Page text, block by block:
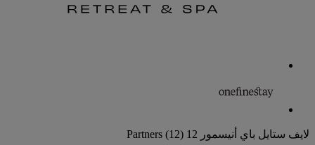
لايف ستايل باي أنيسمور 12 Partners
(12)